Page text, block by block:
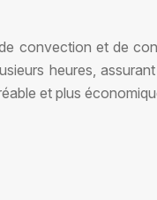
convection et de
heures,
et plus